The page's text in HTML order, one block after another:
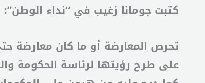
كتبت جومانا زغيب في “نداء الوطن”:
تحرص المعارضة أو ما كان معارضة
على طرح رؤيتها لرئاسة الحكومة